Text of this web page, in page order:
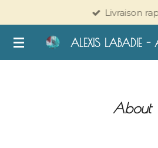
contenu
principal
ALEXIS LABADIE -
Livraison
About